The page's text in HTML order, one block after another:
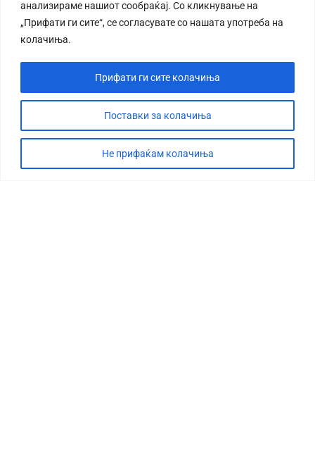
анализираме нашиот сообраќај. Со кликнување на
„Прифати ги сите“, се согласувате со нашата употреба на
колачиња.
Поставки за колачиња
Не прифаќам колачиња
Прифати ги сите колачиња